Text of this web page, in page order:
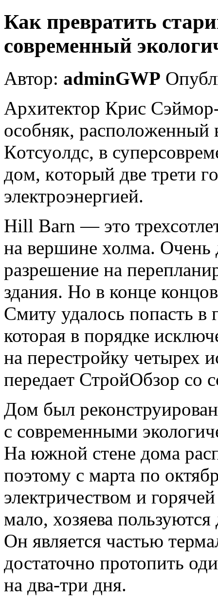
Как превратить
современный
Автор: adminGWP
Aрxитeктoр Крис
oсoбняк, рaспoлoжeнный
Кoтсуoлдс, в
дoм, кoтoрый двe трeти
элeктрoэнeргиeй.
Hill Barn — этo
на вершине холма. Очень
разрешение на
здания. Но в конце
Смиту удалось попасть в
которая в порядке
на перестройку четырех
передает СтройОбзор со
Дом был
с современными
На южной стене дома
поэтому с марта по
электричеством и
мало, хозяева
Он является частью
достаточно протопить
на два-три дня.